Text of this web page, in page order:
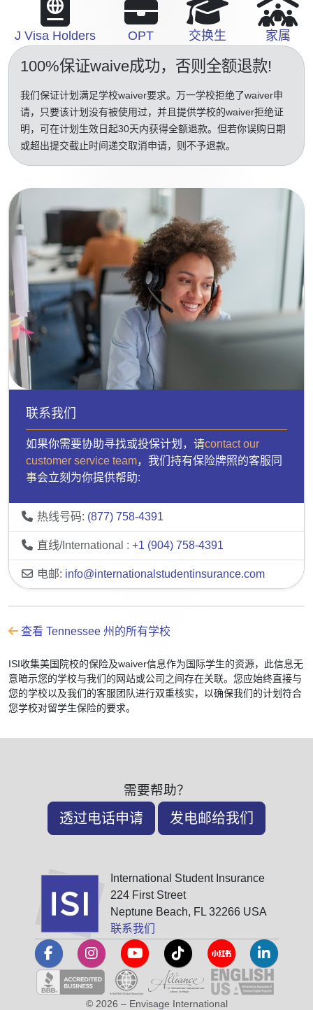
J Visa Holders OPT 交换生 家属
100%保证waive成功，否则全额退款!
我们保证计划满足学校waiver要求。万一学校拒绝了waiver申
请，只要该计划没有被使用过，并且提供学校的waiver拒绝证
明，可在计划生效日起30天内获得全额退款。但若你误购日期
或超出提交截止时间递交取消申请，则不予退款。
联系我们
如果你需要协助寻找或投保计划，请contact our
customer service team，我们持有保险牌照的客服同
事会立刻为你提供帮助:
热线号码: (877) 758-4391
直线/International : +1 (904) 758-4391
电邮: info@internationalstudentinsurance.com
查看 Tennessee 州的所有学校
ISI收集美国院校的保险及waiver信息作为国际学生的资源，此信息无
意暗示您的学校与我们的网站或公司之间存在关联。您应始终直接与
您的学校以及我们的客服团队进行双重核实，以确保我们的计划符合
您学校对留学生保险的要求。
需要帮助？
透过电话申请 发电邮给我们
International Student Insurance
224 First Street
Neptune Beach, FL 32266 USA
联系我们
© 2026 – Envisage International